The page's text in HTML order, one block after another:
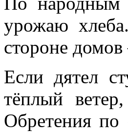
урожаю хлеба.
стороне
Если дятел
тёплый
Обретения